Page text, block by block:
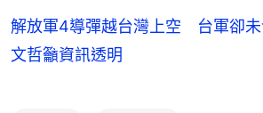
解放軍4導彈越台灣上空 台軍卻
文哲籲資訊透明